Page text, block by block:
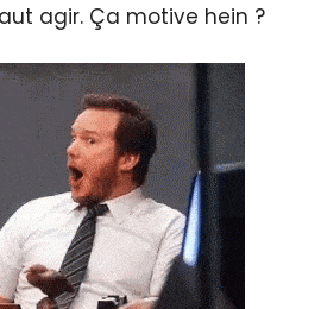
agir. Ça motive hein ?